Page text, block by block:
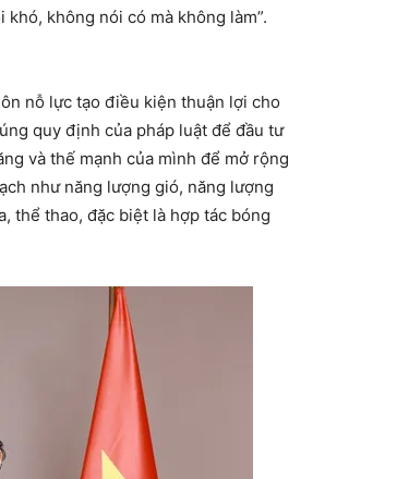
không nói có mà không làm”.
nỗ lực tạo điều kiện thuận lợi cho
quy định của pháp luật để đầu tư
và thế mạnh của mình để mở rộng
như năng lượng gió, năng lượng
thể thao, đặc biệt là hợp tác bóng